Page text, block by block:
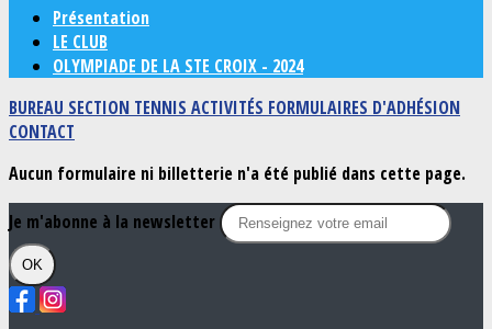
Présentation
LE CLUB
OLYMPIADE DE LA STE CROIX - 2024
BUREAU SECTION TENNIS ACTIVITÉS FORMULAIRES D'ADHÉSION
CONTACT
Aucun formulaire ni billetterie n'a été publié dans cette page.
Je m'abonne à la newsletter
OK